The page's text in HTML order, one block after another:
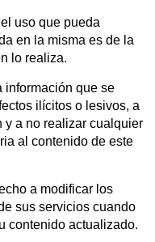
uso que pueda
en la misma es de la
lo realiza.
información que se
ilícitos o lesivos, a
y a no realizar cualquier
al contenido de este
a modificar los
sus servicios cuando
contenido actualizado.